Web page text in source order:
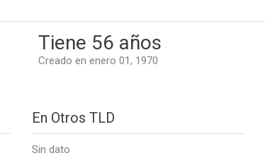
Tiene 56 años
Creado en enero 01, 1970
En Otros TLD
Sin dato